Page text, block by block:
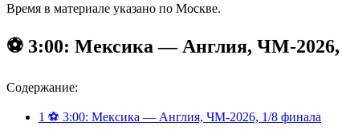
Время в материале указано по Москве.
⚽️ 3:00: Мексика — Англия, ЧМ-2026,
Содержание:
1 ⚽️ 3:00: Мексика — Англия, ЧМ-2026, 1/8 финала